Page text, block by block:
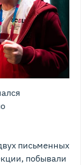
письменных
побывали